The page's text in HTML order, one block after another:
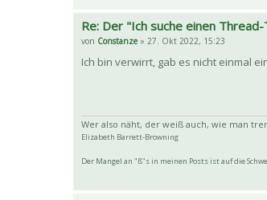
Re: Der "Ich suche einen
von Constanze » 27. Okt 2022, 15:23
Ich bin verwirrt, gab es nicht einmal
Wer also näht, der weiß auch, wie man
Elizabeth Barrett-Browning
Der Mangel an "ß"s in meinen Posts ist auf die